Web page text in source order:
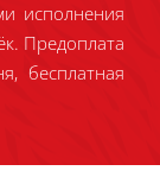
исполнения
Предоплата
бесплатная